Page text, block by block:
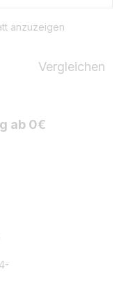
anzuzeigen
Vergleichen
ab 0€